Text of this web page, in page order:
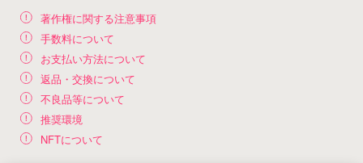
著作権に関する注意事項
手数料について
お支払い方法について
返品・交換について
不良品等について
推奨環境
NFTについて